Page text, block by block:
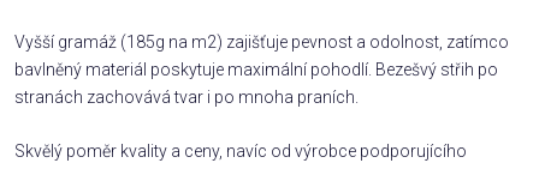
Vyšší gramáž (185g na m2) zajišťuje pevnost a odolnost, zatímco
bavlněný materiál poskytuje maximální pohodlí. Bezešvý střih po
stranách zachovává tvar i po mnoha praních.
Skvělý poměr kvality a ceny, navíc od výrobce podporujícího